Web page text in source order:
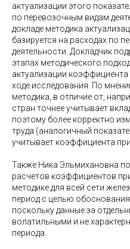
актуализации этого
по перевозочным видам
докладе методика
базируется на расходах по
деятельности. Докладчик
этапах методического
актуализации
ходе исследования. По
методика, в отличие от,
стран точнее учитывает
поэтому более корректно
труда (аналогичный
учитывает коэффициента
Также Ника Эльмихановна
расчетов коэффициентов
методике для всей сети
период с целью
поскольку данные за
волатильными и не
периода.